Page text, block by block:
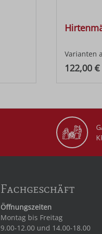
Varianten
122,00 €
Fachgeschäft
Öffnungszeiten
Montag bis Freitag
9.00-12.00 und 14.00-18.00